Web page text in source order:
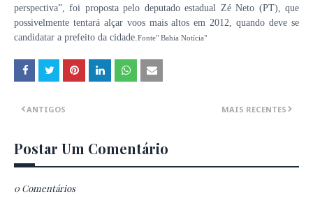
perspectiva”, foi proposta pelo deputado estadual Zé Neto (PT), que
possivelmente tentará alçar voos mais altos em 2012, quando deve se
candidatar a prefeito da cidade.Fonte" Bahia Notícia"
MAIS RECENTES
ANTIGOS
Postar Um Comentário
0 Comentários